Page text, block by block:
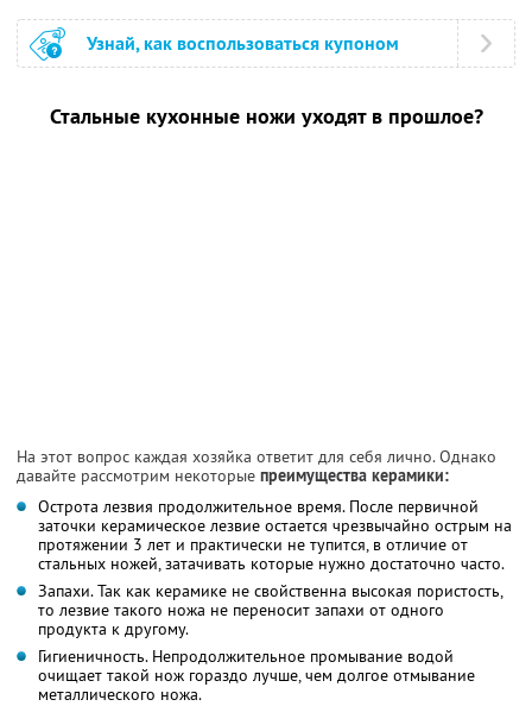
Узнай, как воспользоваться купоном
Стальные кухонные ножи уходят в прошлое?
На этот вопрос каждая хозяйка ответит для себя лично. Однако
давайте рассмотрим некоторые преимущества керамики:
Острота лезвия продолжительное время. После первичной
заточки керамическое лезвие остается чрезвычайно острым на
протяжении 3 лет и практически не тупится, в отличие от
стальных ножей, затачивать которые нужно достаточно часто.
Запахи. Так как керамике не свойственна высокая пористость,
то лезвие такого ножа не переносит запахи от одного
продукта к другому.
Гигиеничность. Непродолжительное промывание водой
очищает такой нож гораздо лучше, чем долгое отмывание
металлического ножа.